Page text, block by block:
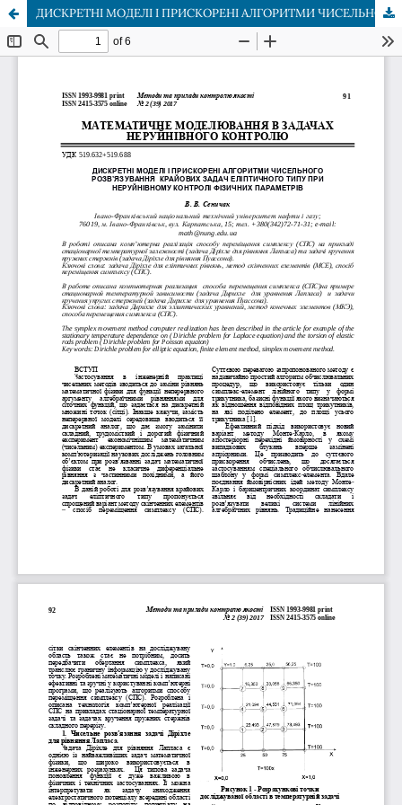
ДИСКРЕТНІ МОДЕЛІ І ПРИСКОРЕНІ АЛГОРИТМИ ЧИСЕЛЬНОГО РОЗВ’ЯЗУВАННЯ КРАЙОВИХ ЗАДАЧ ЕЛІПТИЧНОГО ТИПУ ПРИ НЕРУЙНІВНОМУ КОНТРОЛІ ФІЗИЧНИХ ПАРАМЕТРІВ